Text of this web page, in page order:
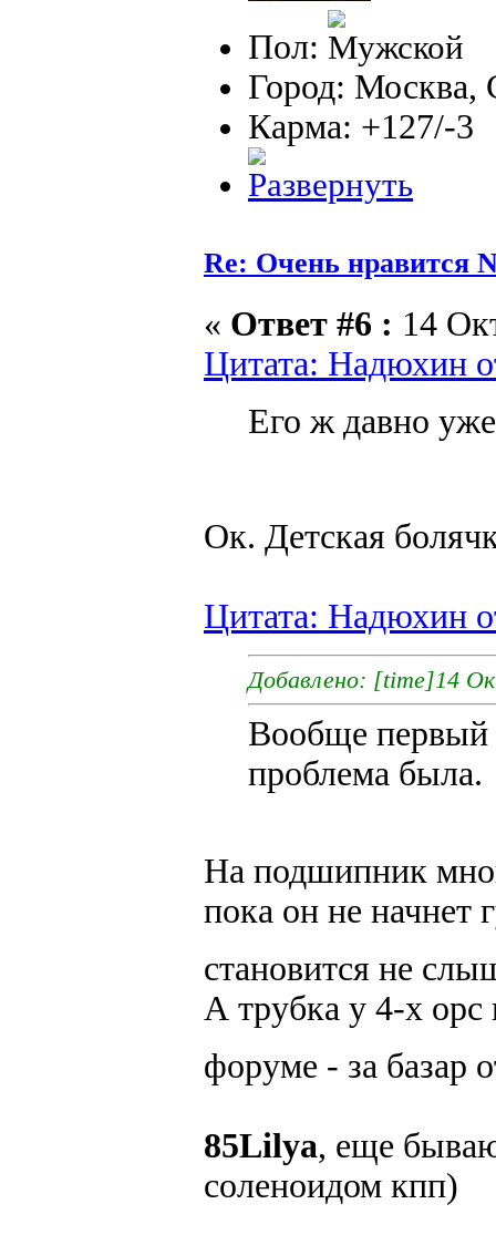
Пол:
Город:
Карма: +127/-3
Re: Очень нравится
« Ответ #6 : 14
Цитата: Надюхин
Его ж давно
Ок. Детская
Цитата: Надюхин
Добавлено: [time]14
Вообще первый
проблема была.
На подшипник
пока он не начнет
становится не
А трубка у 4-х opc
форуме - за базар
85Lilya, еще
соленоидом кпп)